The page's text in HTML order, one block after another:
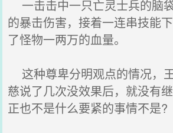
一击击中一只亡灵士兵的脑
的暴击伤害，接着一连串技能
了怪物一两万的血量。
这种尊卑分明观点的情况，
慈说了几次没效果后，就没有
正也不是什么要紧的事情不是?